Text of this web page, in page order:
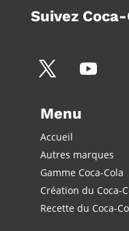
Suivez
Menu
Accueil
Autres marques
Gamme Coca-Cola
Création du Coca-
Recette du Coca-